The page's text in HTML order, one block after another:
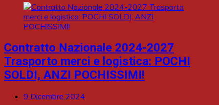
Contratto Nazionale 2024-2027
Trasporto merci e logistica: POCHI
SOLDI, ANZI POCHISSIMI!
9 Dicembre 2024